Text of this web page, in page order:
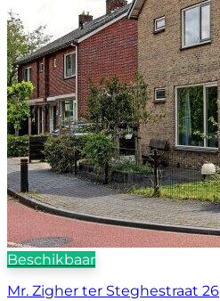
Beschikbaar
Mr. Zigher ter Steghestraat 26